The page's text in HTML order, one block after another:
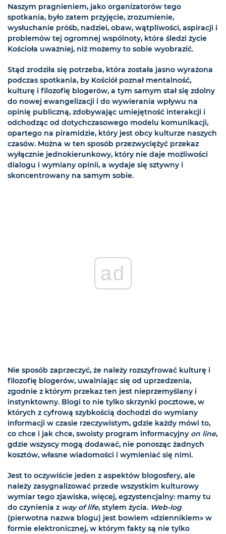
Naszym pragnieniem, jako organizatorów tego
spotkania, było zatem przyjęcie, zrozumienie,
wysłuchanie próśb, nadziei, obaw, wątpliwości, aspiracji i
problemów tej ogromnej wspólnoty, która śledzi życie
Kościoła uważniej, niż możemy to sobie wyobrazić.
Stąd zrodziła się potrzeba, która została jasno wyrażona
podczas spotkania, by Kościół poznał mentalność,
kulturę i filozofię blogerów, a tym samym stał się zdolny
do nowej ewangelizacji i do wywierania wpływu na
opinię publiczną, zdobywając umiejętność interakcji i
odchodząc od dotychczasowego modelu komunikacji,
opartego na piramidzie, który jest obcy kulturze naszych
czasów. Można w ten sposób przezwyciężyć przekaz
wyłącznie jednokierunkowy, który nie daje możliwości
dialogu i wymiany opinii, a wydaje się sztywny i
skoncentrowany na samym sobie.
ad
Nie sposób zaprzeczyć, że należy rozszyfrować kulturę i
filozofię blogerów, uwalniając się od uprzedzenia,
zgodnie z którym przekaz ten jest nieprzemyślany i
instynktowny. Blogi to nie tylko skrzynki pocztowe, w
których z cyfrową szybkością dochodzi do wymiany
informacji w czasie rzeczywistym, gdzie każdy mówi to,
co chce i jak chce, swoisty program informacyjny on line,
gdzie wszyscy mogą dodawać, nie ponosząc żadnych
kosztów, własne wiadomości i wymieniać się nimi.
Jest to oczywiście jeden z aspektów blogosfery, ale
należy zasygnalizować przede wszystkim kulturowy
wymiar tego zjawiska, więcej, egzystencjalny: mamy tu
do czynienia z way of life, stylem życia. Web-log
(pierwotna nazwa blogu) jest bowiem «dziennikiem» w
formie elektronicznej, w którym fakty są nie tylko